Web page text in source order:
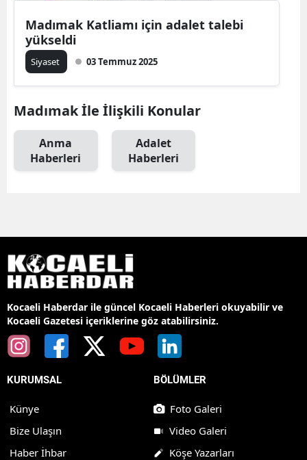
Madımak Katliamı için adalet talebi
yükseldi
Siyaset 03 Temmuz 2025
Madımak İle İlişkili Konular
Anma
Haberleri
Adalet
Haberleri
Kocaeli Haberdar ile güncel Kocaeli Haberleri okuyabilir ve
Kocaeli Gazetesi içeriklerine göz atabilirsiniz.
KURUMSAL
Künye
Bize Ulaşın
Haber İhbar
BÖLÜMLER
Foto Galeri
Video Galeri
Köşe Yazarları